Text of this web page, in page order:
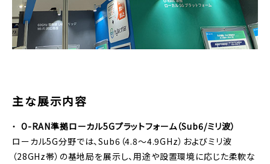
主な展示内容
O-RAN準拠ローカル5Gプラットフォーム（Sub6/ミリ波）
ローカル5G分野では、Sub6（4.8～4.9GHz）およびミリ波
（28GHz帯）の基地局を展示し、用途や設置環境に応じた柔軟な